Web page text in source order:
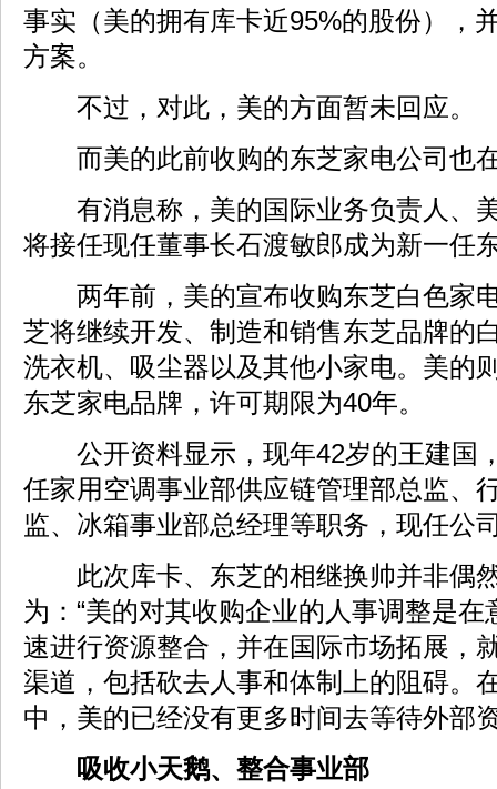
事实（美的拥有库卡近95%的股份），
方案。
不过，对此，美的方面暂未回应。
而美的此前收购的东芝家电公司也
有消息称，美的国际业务负责人、
将接任现任董事长石渡敏郎成为新一任
两年前，美的宣布收购东芝白色家
芝将继续开发、制造和销售东芝品牌的
洗衣机、吸尘器以及其他小家电。美的
东芝家电品牌，许可期限为40年。
公开资料显示，现年42岁的王建国
任家用空调事业部供应链管理部总监、
监、冰箱事业部总经理等职务，现任公
此次库卡、东芝的相继换帅并非偶
为：“美的对其收购企业的人事调整是
速进行资源整合，并在国际市场拓展，
渠道，包括砍去人事和体制上的阻碍。
中，美的已经没有更多时间去等待外部
吸收小天鹅、整合事业部